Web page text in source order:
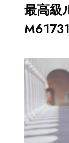
最高級